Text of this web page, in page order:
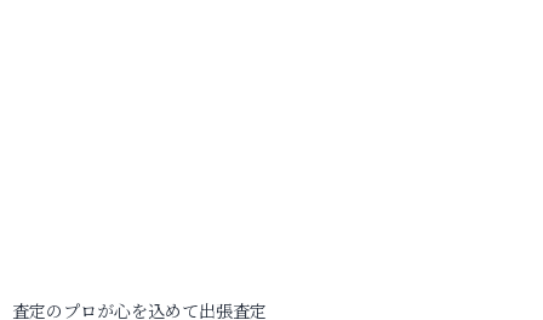
査定のプロが心を込めて出張査定